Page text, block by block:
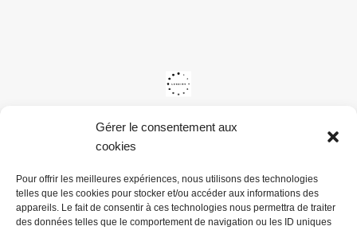
Gérer le consentement aux
cookies
Pour offrir les meilleures expériences, nous utilisons des technologies
telles que les cookies pour stocker et/ou accéder aux informations des
appareils. Le fait de consentir à ces technologies nous permettra de traiter
des données telles que le comportement de navigation ou les ID uniques